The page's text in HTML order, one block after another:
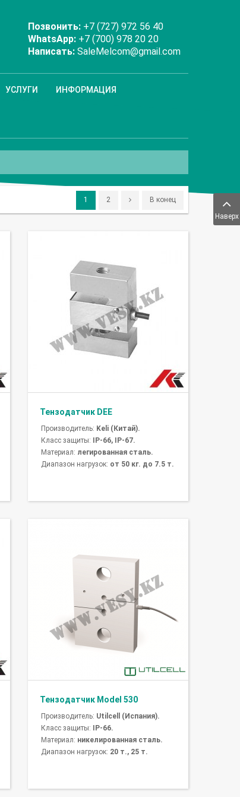
Позвонить: +7 (727) 972 56 40
WhatsApp: +7 (700) 978 20 20
Написать: SaleMelcom@gmail.com
УСЛУГИ ИНФОРМАЦИЯ
1 2 В конец
Тензодатчик DEE
Производитель: Keli (Китай).
Класс защиты:
IP-66, IP-67.
Материал: легированная сталь.
Диапазон нагрузок: от 50 кг. до 7.5 т.
Тензодатчик Model 530
Производитель: Utilcell (Испания).
Класс защиты:
IP-66.
Материал: никелированная сталь.
Диапазон нагрузок: 20 т., 25 т.
Наверх